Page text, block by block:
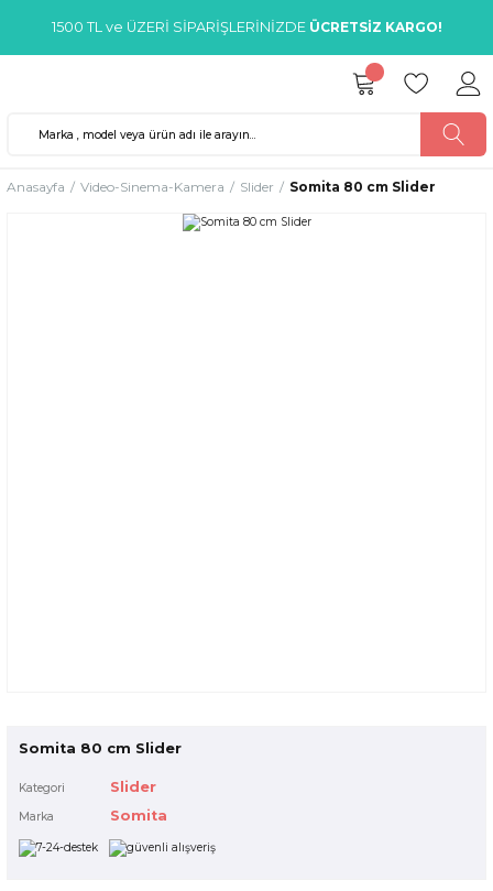
1500 TL ve ÜZERİ SİPARİŞLERİNİZDE ÜCRETSİZ KARGO!
Anasayfa Video-Sinema-Kamera Slider Somita 80 cm Slider
Somita 80 cm Slider
Kategori Slider
Marka Somita